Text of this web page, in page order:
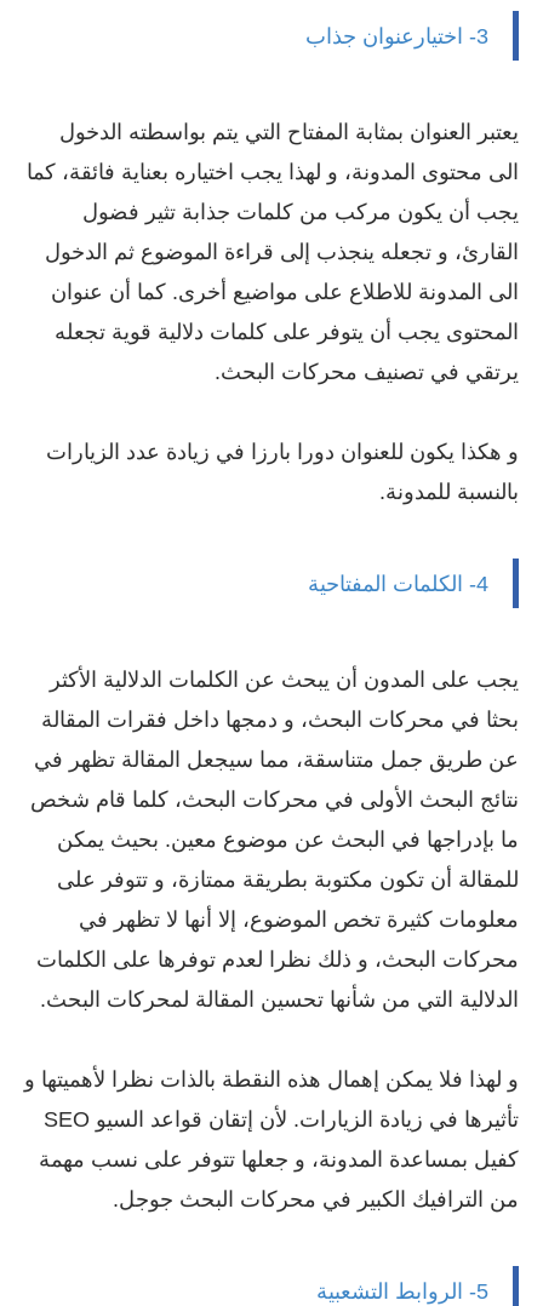
3- اختيارعنوان جذاب
يعتبر العنوان بمثابة المفتاح التي يتم بواسطته الدخول
الى محتوى المدونة، و لهذا يجب اختياره بعناية فائقة، كما
يجب أن يكون مركب من كلمات جذابة تثير فضول
القارئ، و تجعله ينجذب إلى قراءة الموضوع ثم الدخول
الى المدونة للاطلاع على مواضيع أخرى. كما أن عنوان
المحتوى يجب أن يتوفر على كلمات دلالية قوية تجعله
يرتقي في تصنيف محركات البحث.
و هكذا يكون للعنوان دورا بارزا في زيادة عدد الزيارات
بالنسبة للمدونة.
4- الكلمات المفتاحية
يجب على المدون أن يبحث عن الكلمات الدلالية الأكثر
بحثا في محركات البحث، و دمجها داخل فقرات المقالة
عن طريق جمل متناسقة، مما سيجعل المقالة تظهر في
نتائج البحث الأولى في محركات البحث، كلما قام شخص
ما بإدراجها في البحث عن موضوع معين. بحيث يمكن
للمقالة أن تكون مكتوبة بطريقة ممتازة، و تتوفر على
معلومات كثيرة تخص الموضوع، إلا أنها لا تظهر في
محركات البحث، و ذلك نظرا لعدم توفرها على الكلمات
الدلالية التي من شأنها تحسين المقالة لمحركات البحث.
و لهذا فلا يمكن إهمال هذه النقطة بالذات نظرا لأهميتها و
تأثيرها في زيادة الزيارات. لأن إتقان قواعد السيو SEO
كفيل بمساعدة المدونة، و جعلها تتوفر على نسب مهمة
من الترافيك الكبير في محركات البحث جوجل.
5- الروابط التشعبية